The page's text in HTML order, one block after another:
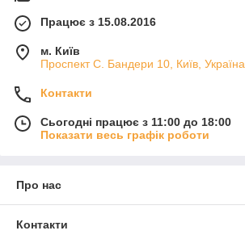
Працює з 15.08.2016
м. Київ
Проспект С. Бандери 10, Київ, Україна
Контакти
Сьогодні працює з 11:00 до 18:00
Показати весь графік роботи
Про нас
Контакти